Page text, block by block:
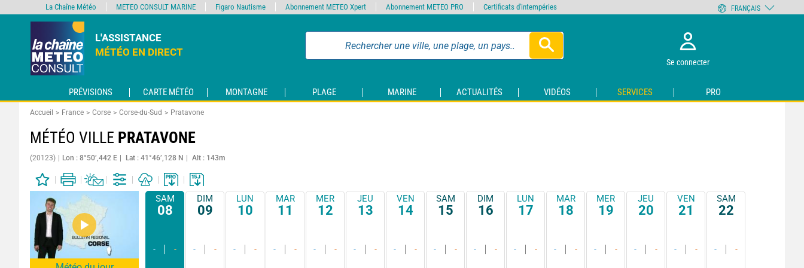
L'ASSISTANCE
MÉTÉO EN DIRECT
Se connecter
PRÉVISIONS CARTE MÉTÉO MONTAGNE PLAGE MARINE ACTUALITÉS VIDÉOS SERVICES PRO
Accueil France Corse Corse-du-Sud Pratavone
MÉTÉO VILLE PRATAVONE
(20123) Lon : 8°50’,442 E Lat : 41°46’,128 N Alt : 143m
SAM
08
- -
DIM
09
- -
LUN
10
- -
MAR
11
- -
MER
12
- -
JEU
13
- -
VEN
14
- -
SAM
15
- -
DIM
16
- -
LUN
17
- -
MAR
18
- -
MER
19
- -
JEU
20
- -
VEN
21
- -
SAM
22
- -
La Chaîne Météo METEO CONSULT MARINE Figaro Nautisme Abonnement METEO Xpert Abonnement METEO PRO Certificats d'intempéries FRANÇAIS